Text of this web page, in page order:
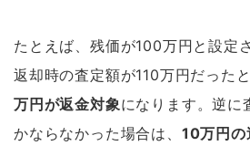
たとえば、残価が100万円と設定
返却時の査定額が110万円だったと
万円が返金対象になります。逆に
かならなかった場合は、 10万円の